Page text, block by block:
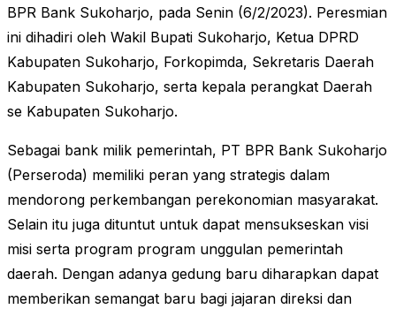
BPR Bank Sukoharjo, pada Senin (6/2/2023). Peresmian
ini dihadiri oleh Wakil Bupati Sukoharjo, Ketua DPRD
Kabupaten Sukoharjo, Forkopimda, Sekretaris Daerah
Kabupaten Sukoharjo, serta kepala perangkat Daerah
se Kabupaten Sukoharjo.
Sebagai bank milik pemerintah, PT BPR Bank Sukoharjo
(Perseroda) memiliki peran yang strategis dalam
mendorong perkembangan perekonomian masyarakat.
Selain itu juga dituntut untuk dapat mensukseskan visi
misi serta program program unggulan pemerintah
daerah. Dengan adanya gedung baru diharapkan dapat
memberikan semangat baru bagi jajaran direksi dan